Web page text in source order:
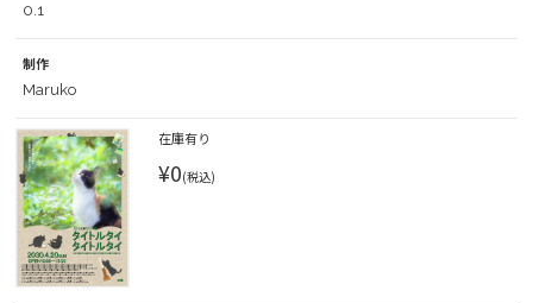
0.1
制作
Maruko
在庫有り
¥0(税込)